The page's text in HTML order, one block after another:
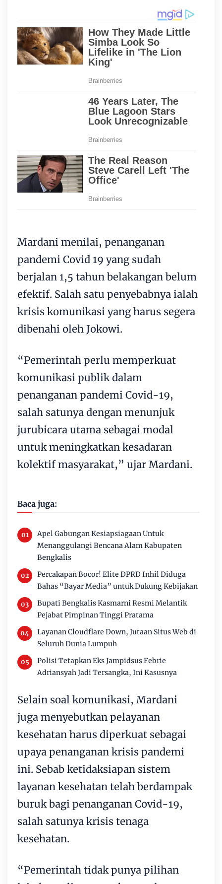
Mardani menilai, penanganan
pandemi Covid 19 yang sudah
berjalan 1,5 tahun belakangan belum
efektif. Salah satu penyebabnya ialah
krisis komunikasi yang harus segera
dibenahi oleh Jokowi.
“Pemerintah perlu memperkuat
komunikasi publik dalam
penanganan pandemi Covid-19,
salah satunya dengan menunjuk
jurubicara utama sebagai modal
untuk meningkatkan kesadaran
kolektif masyarakat,” ujar Mardani.
Baca juga:
Apel Gabungan Kesiapsiagaan Untuk
Menanggulangi Bencana Alam Kabupaten
Bengkalis
Percakapan Bocor! Elite DPRD Inhil Diduga
Bahas “Bayar Media” untuk Dukung Kebijakan
Bupati Bengkalis Kasmarni Resmi Melantik
Pejabat Pimpinan Tinggi Pratama
Layanan Cloudflare Down, Jutaan Situs Web di
Seluruh Dunia Lumpuh
Polisi Tetapkan Eks Jampidsus Febrie
Adriansyah Jadi Tersangka, Ini Kasusnya
Selain soal komunikasi, Mardani
juga menyebutkan pelayanan
kesehatan harus diperkuat sebagai
upaya penanganan krisis pandemi
ini. Sebab ketidaksiapan sistem
layanan kesehatan telah berdampak
buruk bagi penanganan Covid-19,
salah satunya krisis tenaga
kesehatan.
“Pemerintah tidak punya pilihan